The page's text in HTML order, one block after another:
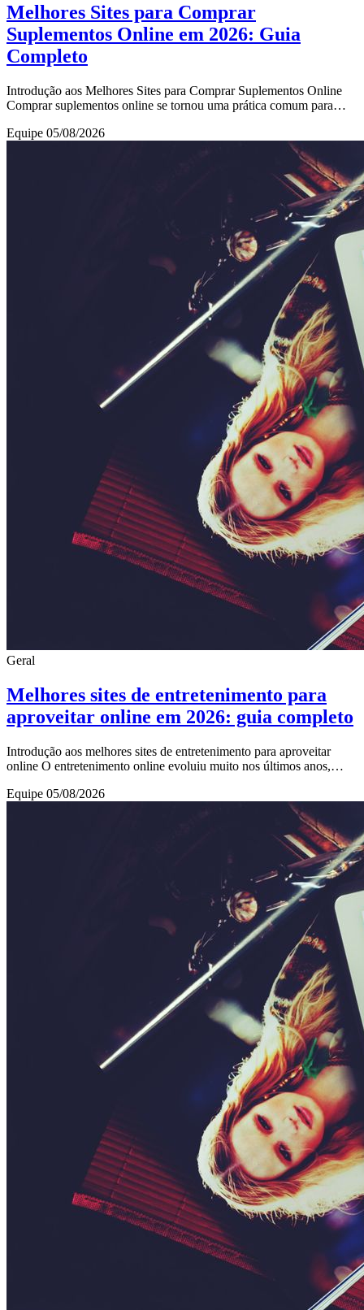
Melhores Sites para Comprar
Suplementos Online em 2026: Guia
Completo
Introdução aos Melhores Sites para Comprar Suplementos Online
Comprar suplementos online se tornou uma prática comum para
Equipe 05/08/2026
Geral
Melhores sites de entretenimento para
aproveitar online em 2026: guia completo
Introdução aos melhores sites de entretenimento para aproveitar
online O entretenimento online evoluiu muito nos últimos anos,
Equipe 05/08/2026